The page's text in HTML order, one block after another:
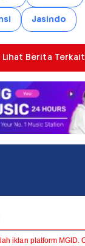
Jasindo
Lihat Berita Terkait